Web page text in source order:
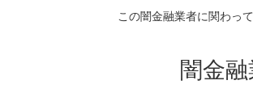
この闇金融業者に関わっ
闇金